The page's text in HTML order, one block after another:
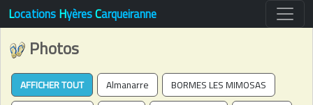
Locations HyèresCarqueiranne
Photos
AFFICHER TOUT Almanarre
BORMES LES MIMOSAS